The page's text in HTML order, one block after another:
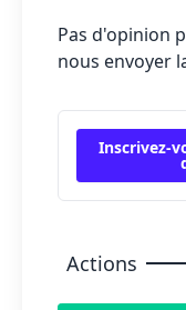
Pas d'opinion
nous envoyer
Inscrivez-
Actions